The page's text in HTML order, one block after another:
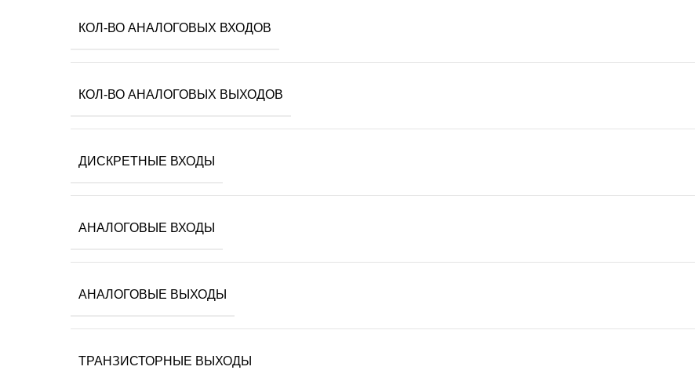
КОЛ-ВО АНАЛОГОВЫХ ВХОДОВ
КОЛ-ВО АНАЛОГОВЫХ ВЫХОДОВ
ДИСКРЕТНЫЕ ВХОДЫ
АНАЛОГОВЫЕ ВХОДЫ
АНАЛОГОВЫЕ ВЫХОДЫ
ТРАНЗИСТОРНЫЕ ВЫХОДЫ